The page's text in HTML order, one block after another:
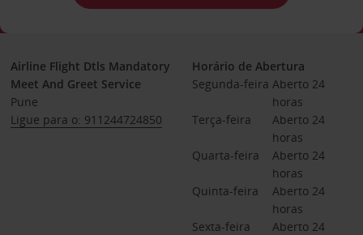
Airline Flight Dtls Mandatory
Meet And Greet Service
Pune
Ligue para o: 911244724850
Horário de Abertura
Segunda-feira Aberto 24
horas
Terça-feira
Aberto 24
horas
Quarta-feira
Aberto 24
horas
Quinta-feira
Aberto 24
horas
Sexta-feira
Aberto 24